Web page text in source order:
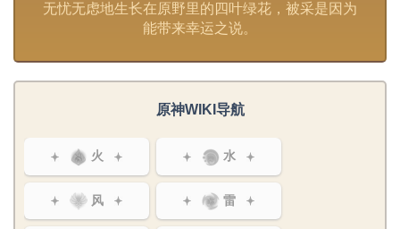
无忧无虑地生长在原野里的四叶绿花，被采是因为
能带来幸运之说。
原神WIKI导航
火 水
风 雷